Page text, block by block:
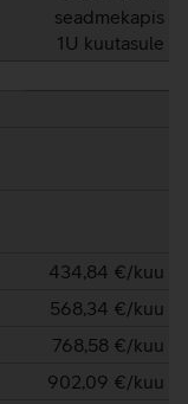
seadmekapis
1U kuutasule
434,84 €/kuu
568,34 €/kuu
768,58 €/kuu
902,09 €/kuu